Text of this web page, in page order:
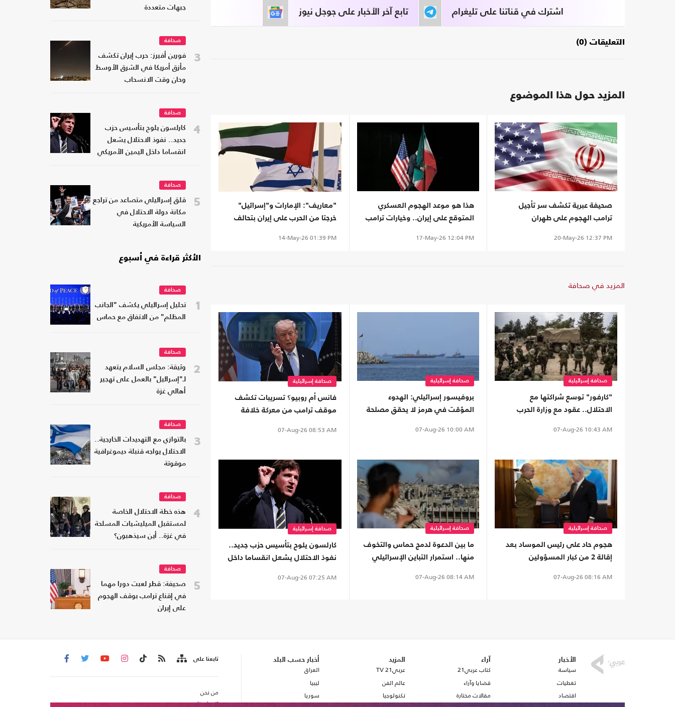
تابع آخر الأخبار على جوجل نيوز اشترك في قناتنا على تليغرام
التعليقات (0)
المزيد حول هذا الموضوع
صحيفة عبرية تكشف سر تأجيل
ترامب الهجوم على طهران
20-May-26 12:37 PM
هذا هو موعد الهجوم العسكري
المتوقع على إيران.. وخيارات ترامب
17-May-26 12:04 PM
"معاريف": الإمارات و"إسرائيل"
خرجتا من الحرب على إيران بتحالف
14-May-26 01:39 PM
المزيد في صحافة
صحافة إسرائيلية
"كارفور" توسع شراكتها مع
الاحتلال.. عقود مع وزارة الحرب
07-Aug-26 10:43 AM
صحافة إسرائيلية
بروفيسور إسرائيلي: الهدوء
المؤقت في هرمز لا يحقق مصلحة
07-Aug-26 10:00 AM
صحافة إسرائيلية
فانس أم روبيو؟ تسريبات تكشف
موقف ترامب من معركة خلافة
07-Aug-26 08:53 AM
صحافة إسرائيلية
هجوم حاد على رئيس الموساد بعد
إقالة 2 من كبار المسؤولين
07-Aug-26 08:16 AM
صحافة إسرائيلية
ما بين الدعوة لدمج حماس والتخوف
منها.. استمرار التباين الإسرائيلي
07-Aug-26 08:14 AM
صحافة إسرائيلية
كارلسون يلوح بتأسيس حزب جديد..
نفوذ الاحتلال يشعل انقساما داخل
07-Aug-26 07:25 AM
جبهات متعددة
3
صحافة
فورين أفيرز: حرب إيران تكشف
مأزق أمريكا في الشرق الأوسط
وحان وقت الانسحاب
4
صحافة
كارلسون يلوح بتأسيس حزب
جديد.. نفوذ الاحتلال يشعل
انقساما داخل اليمين الأمريكي
5
صحافة
قلق إسرائيلي متصاعد من تراجع
مكانة دولة الاحتلال في
السياسة الأمريكية
الأكثر قراءة في أسبوع
1
صحافة
تحليل إسرائيلي يكشف "الجانب
المظلم" من الاتفاق مع حماس
2
صحافة
وثيقة: مجلس السلام يتعهد
لـ"إسرائيل" بالعمل على تهجير
أهالي غزة
3
صحافة
بالتوازي مع التهديدات الخارجية..
الاحتلال يواجه قنبلة ديموغرافية
موقوتة
4
صحافة
هذه خطة الاحتلال الخاصة
لمستقبل الميليشيات المسلحة
في غزة.. أين سيذهبون؟
5
صحافة
صحيفة: قطر لعبت دورا مهما
في إقناع ترامب بوقف الهجوم
على إيران
الأخبار
سياسة
تغطيات
اقتصاد
آراء
كتاب عربي21
قضايا وآراء
مقالات مختارة
المزيد
عربي21 TV
عالم الفن
تكنولوجيا
أخبار حسب البلد
العراق
ليبيا
سوريا
تابعنا على
من نحن
اتصل بنا